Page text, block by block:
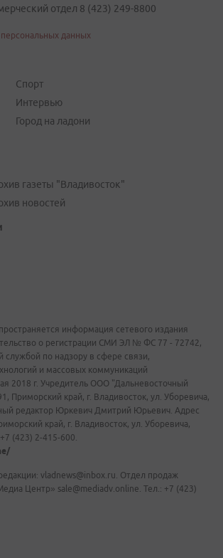
отдел 8 (423) 249-8800
данных
Спорт
Интервью
Город на ладони
газеты "Владивосток"
новостей
информация сетевого издания
о регистрации СМИ ЭЛ № ФС 77 - 72742,
службой по надзору в сфере связи,
и массовых коммуникаций
2018 г. Учредитель ООО "Дальневосточный
Приморский край, г. Владивосток, ул. Уборевича,
редактор Юркевич Дмитрий Юрьевич. Адрес
край, г. Владивосток, ул. Уборевича,
(423) 2-415-600.
vladnews@inbox.ru. Отдел продаж
Центр» sale@mediadv.online. Тел.: +7 (423)